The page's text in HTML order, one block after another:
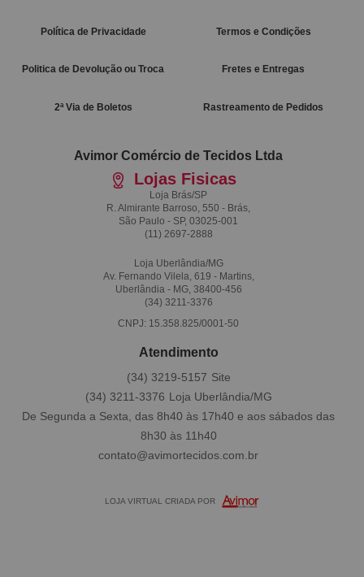
Política de Privacidade Termos e Condições
Politica de Devolução ou Troca Fretes e Entregas
2ª Via de Boletos Rastreamento de Pedidos
Avimor Comércio de Tecidos Ltda
Lojas Fisicas
Loja Brás/SP
R. Almirante Barroso, 550 - Brás,
São Paulo - SP, 03025-001
(11) 2697-2888
Loja Uberlândia/MG
Av. Fernando Vilela, 619 - Martins,
Uberlândia - MG, 38400-456
(34) 3211-3376
CNPJ: 15.358.825/0001-50
Atendimento
(34) 3211-3376
(34) 3219-5157
De Segunda a Sexta, das 8h40 às 17h40 e aos sábados das
8h30 às 11h40
contato@avimortecidos.com.br
LOJA VIRTUAL CRIADA POR